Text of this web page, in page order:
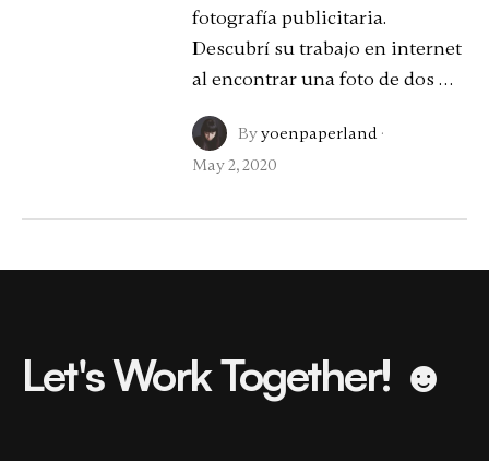
fotografía publicitaria.
Descubrí su trabajo en internet
al encontrar una foto de dos …
Byyoenpaperland ·
May 2, 2020
Let's Work Together! ☻